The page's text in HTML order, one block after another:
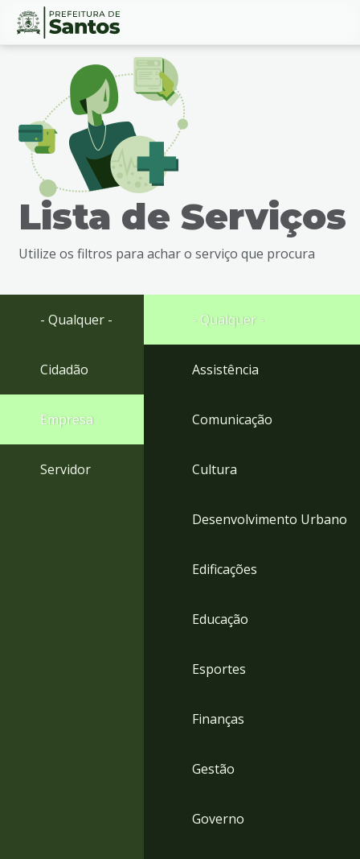
Ir
busca
Ir
Conteúdo
Lista de Serviços
Utilize os filtros para achar o serviço que procura
- Qualquer -
Cidadão
Empresa
Servidor
- Qualquer -
Assistência
Comunicação
Cultura
Desenvolvimento Urbano
Edificações
Educação
Esportes
Finanças
Gestão
Governo